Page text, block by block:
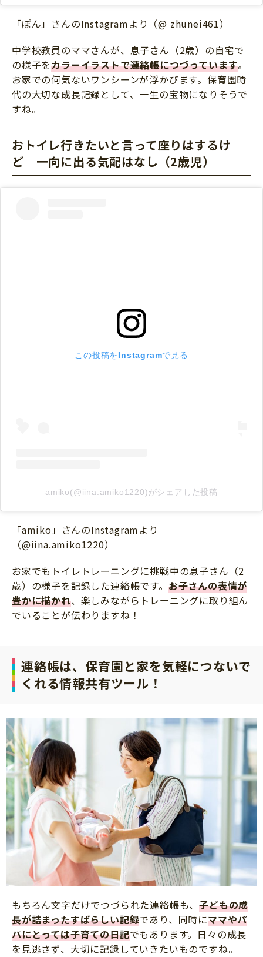
「ぽん」さんのInstagramより（@ zhunei461）
中学校教員のママさんが、息子さん（2歳）の自宅で
の様子をカラーイラストで連絡帳につづっています。
お家での何気ないワンシーンが浮かびます。保育園時
代の大切な成長記録として、一生の宝物になりそうで
すね。
おトイレ行きたいと言って座りはするけ
ど 一向に出る気配はなし（2歳児）
この投稿をInstagramで見る
amiko(@iina.amiko1220)がシェアした投稿
「amiko」さんのInstagramより
（@iina.amiko1220）
お家でもトイレトレーニングに挑戦中の息子さん（2
歳）の様子を記録した連絡帳です。 お子さんの表情が
豊かに描かれ、楽しみながらトレーニングに取り組ん
でいることが伝わりますね！
連絡帳は、保育園と家を気軽につないで
くれる情報共有ツール！
もちろん文字だけでつづられた連絡帳も、子どもの成
長が詰まったすばらしい記録であり、同時にママやパ
パにとっては子育ての日記でもあります。日々の成長
を見逃さず、大切に記録していきたいものですね。